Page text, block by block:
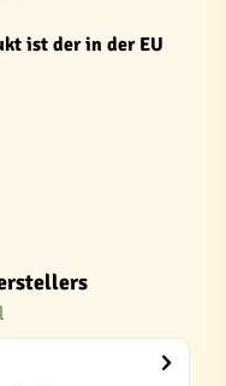
ist der in der EU